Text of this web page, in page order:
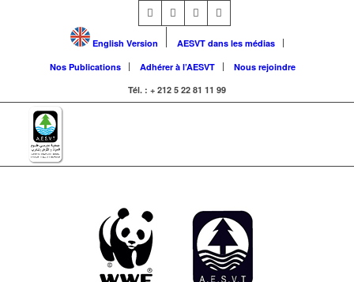
English Version
AESVT dans les médias
Nos Publications
Adhérer à l’AESVT
Nous rejoindre
Tél. : + 212 5 22 81 11 99